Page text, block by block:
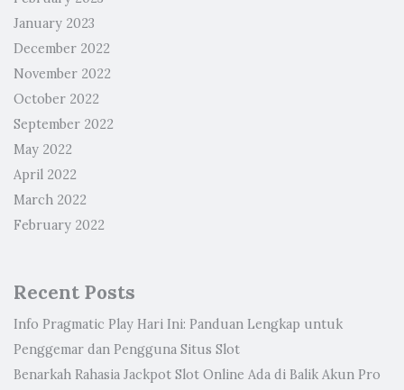
January 2023
December 2022
November 2022
October 2022
September 2022
May 2022
April 2022
March 2022
February 2022
Recent Posts
Info Pragmatic Play Hari Ini: Panduan Lengkap untuk
Penggemar dan Pengguna Situs Slot
Benarkah Rahasia Jackpot Slot Online Ada di Balik Akun Pro